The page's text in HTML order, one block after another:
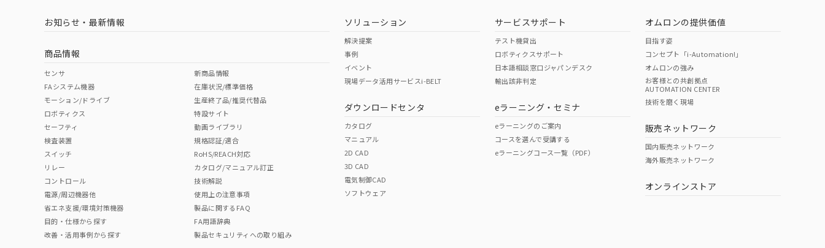
お知らせ・最新情報
商品情報
センサ
FAシステム機器
モーション/ドライブ
ロボティクス
セーフティ
検査装置
スイッチ
リレー
コントロール
電源/周辺機器他
省エネ支援/環境対策機器
目的・仕様から探す
改善・活用事例から探す
新商品情報
在庫状況/標準価格
生産終了品/推奨代替品
特設サイト
動画ライブラリ
規格認証/適合
RoHS/REACH対応
カタログ/マニュアル訂正
技術解説
使用上の注意事項
製品に関するFAQ
FA用語辞典
製品セキュリティへの取り組み
ソリューション
解決提案
事例
イベント
現場データ活用サービスi-BELT
ダウンロードセンタ
カタログ
マニュアル
2D CAD
3D CAD
電気制御CAD
ソフトウェア
サービスサポート
テスト機貸出
ロボティクスサポート
日本語相談窓口ジャパンデスク
輸出該非判定
eラーニング・セミナ
eラーニングのご案内
コースを選んで受講する
eラーニングコース一覧（PDF）
オムロンの提供価値
目指す姿
コンセプト「i-Automation!」
オムロンの強み
お客様との共創拠点
AUTOMATION CENTER
技術を磨く現場
販売ネットワーク
国内販売ネットワーク
海外販売ネットワーク
オンラインストア